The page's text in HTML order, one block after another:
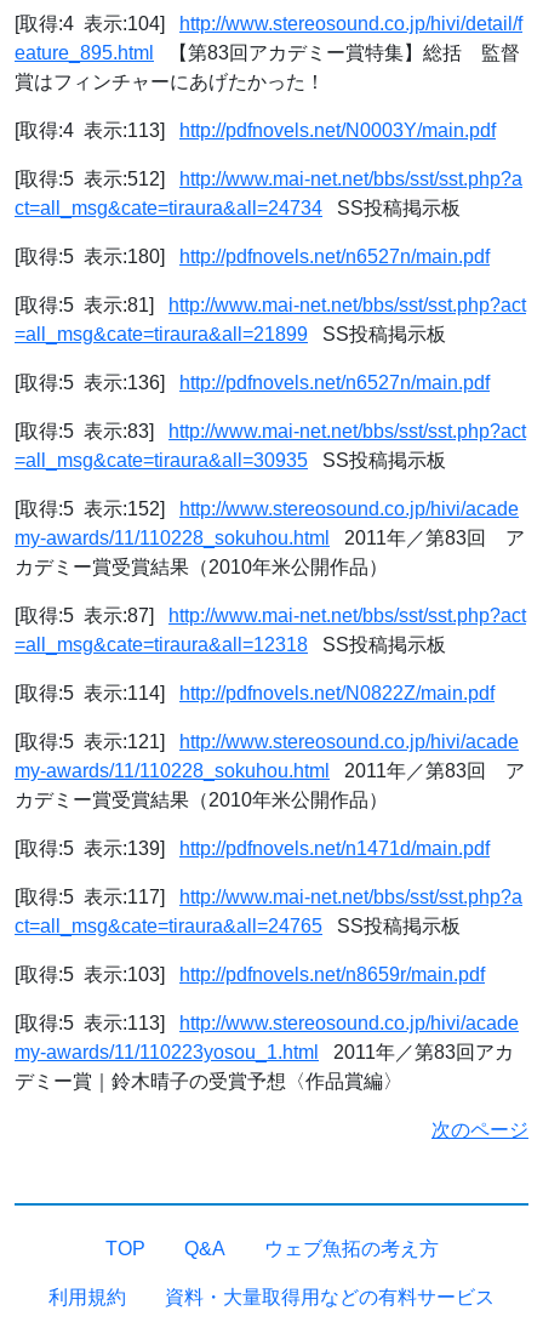
[取得:4 表示:104]
http://www.stereosound.co.jp/hivi/detail/f
eature_895.html
【第83回アカデミー賞特集】総括 監督
賞はフィンチャーにあげたかった！
[取得:4 表示:113] http://pdfnovels.net/N0003Y/main.pdf
[取得:5 表示:512]
http://www.mai-net.net/bbs/sst/sst.php?a
ct=all_msg&cate=tiraura&all=24734 SS投稿掲示板
[取得:5 表示:180] http://pdfnovels.net/n6527n/main.pdf
[取得:5 表示:81]
http://www.mai-net.net/bbs/sst/sst.php?act
=all_msg&cate=tiraura&all=21899 SS投稿掲示板
[取得:5 表示:136] http://pdfnovels.net/n6527n/main.pdf
[取得:5 表示:83]
http://www.mai-net.net/bbs/sst/sst.php?act
=all_msg&cate=tiraura&all=30935 SS投稿掲示板
[取得:5 表示:152]
http://www.stereosound.co.jp/hivi/acade
my-awards/11/110228_sokuhou.html
2011年／第83回 ア
カデミー賞受賞結果（2010年米公開作品）
[取得:5 表示:87]
http://www.mai-net.net/bbs/sst/sst.php?act
=all_msg&cate=tiraura&all=12318 SS投稿掲示板
[取得:5 表示:114] http://pdfnovels.net/N0822Z/main.pdf
[取得:5 表示:121]
http://www.stereosound.co.jp/hivi/acade
my-awards/11/110228_sokuhou.html
2011年／第83回 ア
カデミー賞受賞結果（2010年米公開作品）
[取得:5 表示:139] http://pdfnovels.net/n1471d/main.pdf
[取得:5 表示:117]
http://www.mai-net.net/bbs/sst/sst.php?a
ct=all_msg&cate=tiraura&all=24765 SS投稿掲示板
[取得:5 表示:103] http://pdfnovels.net/n8659r/main.pdf
[取得:5 表示:113]
http://www.stereosound.co.jp/hivi/acade
my-awards/11/110223yosou_1.html
2011年／第83回アカ
デミー賞｜鈴木晴子の受賞予想〈作品賞編〉
次のページ
TOP Q&A ウェブ魚拓の考え方
利用規約 資料・大量取得用などの有料サービス